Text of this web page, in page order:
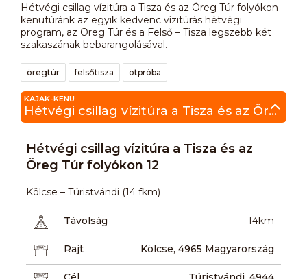
Hétvégi csillag vízitúra a Tisza és az Öreg Túr folyókon
kenutúránk az egyik kedvenc vízitúrás hétvégi
program, az Öreg Túr és a Felső – Tisza legszebb két
szakaszának bebarangolásával.
öregtúr felsőtisza ötpróba
KAJAK-KENU
Hétvégi csillag vízitúra a Tisza és az Öreg Túr folyókon 12
Hétvégi csillag vízitúra a Tisza és az
Öreg Túr folyókon 12
Kölcse – Túristvándi (14 fkm)
Távolság 14km
Rajt Kölcse, 4965 Magyarország